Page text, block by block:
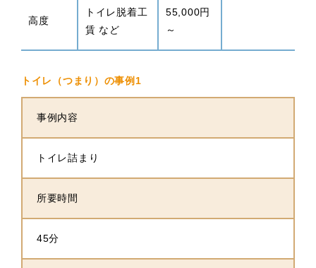
高度
トイレ脱着工
賃 など
55,000円
～
トイレ（つまり）の事例1
事例内容
トイレ詰まり
所要時間
45分